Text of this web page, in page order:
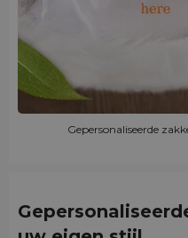
Gepersonaliseerde